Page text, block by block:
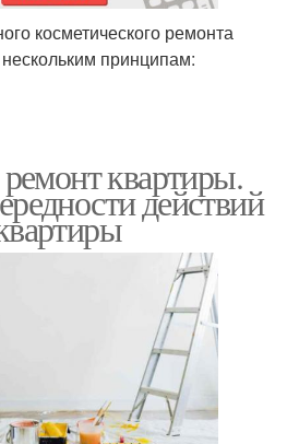
косметического ремонта
принципам:
ремонт квартиры.
действий